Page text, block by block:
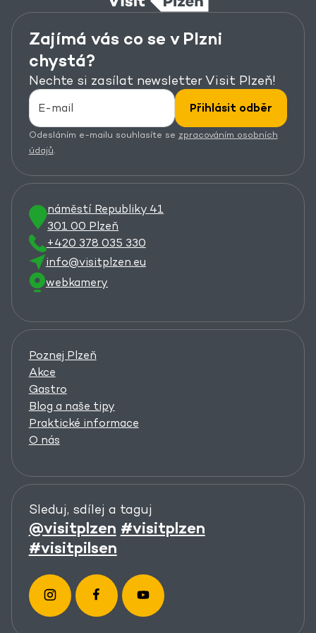
Zajímá vás co se v Plzni
chystá?
Nechte si zasílat newsletter Visit Plzeň!
Přihlásit odběr
Odesláním e-mailu souhlasíte se zpracováním osobních
údajů.
náměstí Republiky 41
301 00 Plzeň
+420 378 035 330
info@visitplzen.eu
webkamery
Poznej Plzeň
Akce
Gastro
Blog a naše tipy
Praktické informace
O nás
Sleduj, sdílej a taguj
@visitplzen #visitplzen
#visitpilsen